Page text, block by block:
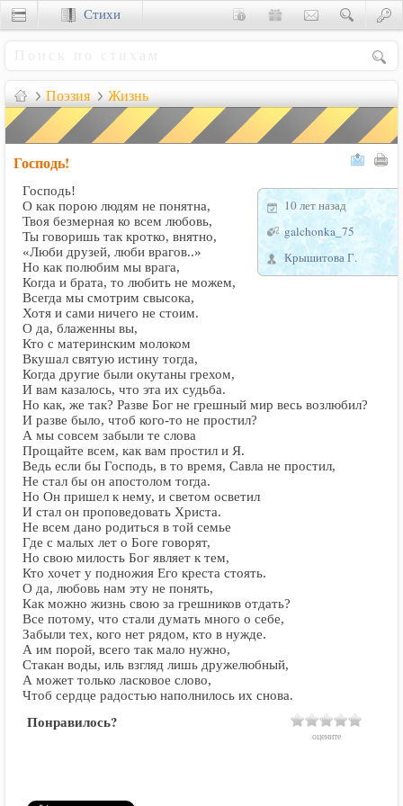
Поэзия Жизнь
Господь!
10 лет назад
galchonka_75
Крышитова Г.
Господь!
О как порою людям не понятна,
Твоя безмерная ко всем любовь,
Ты говоришь так кротко, внятно,
«Люби друзей, люби врагов..»
Но как полюбим мы врага,
Когда и брата, то любить не можем,
Всегда мы смотрим свысока,
Хотя и сами ничего не стоим.
О да, блаженны вы,
Кто с материнским молоком
Вкушал святую истину тогда,
Когда другие были окутаны грехом,
И вам казалось, что эта их судьба.
Но как, же так? Разве Бог не грешный мир весь возлюбил?
И разве было, чтоб кого-то не простил?
А мы совсем забыли те слова
Прощайте всем, как вам простил и Я.
Ведь если бы Господь, в то время, Савла не простил,
Не стал бы он апостолом тогда.
Но Он пришел к нему, и светом осветил
И стал он проповедовать Христа.
Не всем дано родиться в той семье
Где с малых лет о Боге говорят,
Но свою милость Бог являет к тем,
Кто хочет у подножия Его креста стоять.
О да, любовь нам эту не понять,
Как можно жизнь свою за грешников отдать?
Все потому, что стали думать много о себе,
Забыли тех, кого нет рядом, кто в нужде.
А им порой, всего так мало нужно,
Стакан воды, иль взгляд лишь дружелюбный,
А может только ласковое слово,
Чтоб сердце радостью наполнилось их снова.
Понравилось?
оцените
Стихи